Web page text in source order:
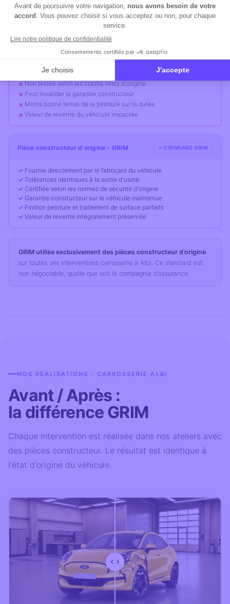
Pièce de substitution (aftermarket)
Tolérances de fabrication moins strictes
Non testée selon les crashs-tests d'origine
Peut invalider la garantie constructeur
Moins bonne tenue de la peinture sur la durée
Valeur de revente du véhicule impactée
Pièce constructeur d'origine - GRIM ✓ STANDARD GRIM
Fournie directement par le fabricant du véhicule
Tolérances identiques à la sortie d'usine
Certifiée selon les normes de sécurité d'origine
Garantie constructeur sur le véhicule maintenue
Finition peinture et traitement de surface parfaits
Valeur de revente intégralement préservée
GRIM utilise exclusivement des pièces constructeur d’origine
sur toutes ses interventions carrosserie à Albi. Ce standard est
non négociable, quelle que soit la compagnie d’assurance.
NOS RÉALISATIONS - CARROSSERIE ALBI
Avant / Après :
la différence GRIM
Chaque intervention est réalisée dans nos ateliers avec
des pièces constructeur. Le résultat est identique à
l'état d'origine du véhicule.